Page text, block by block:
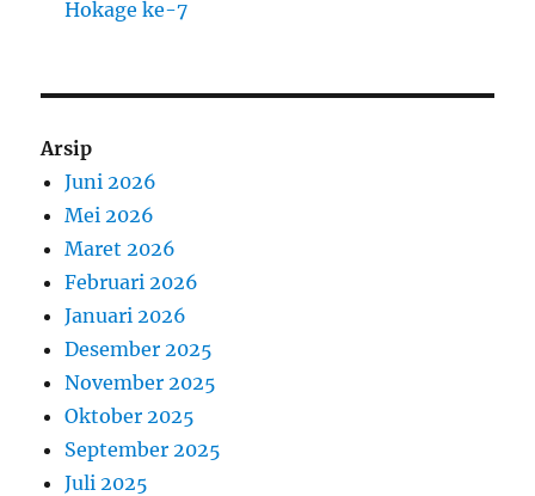
Hokage ke-7
Arsip
Juni 2026
Mei 2026
Maret 2026
Februari 2026
Januari 2026
Desember 2025
November 2025
Oktober 2025
September 2025
Juli 2025